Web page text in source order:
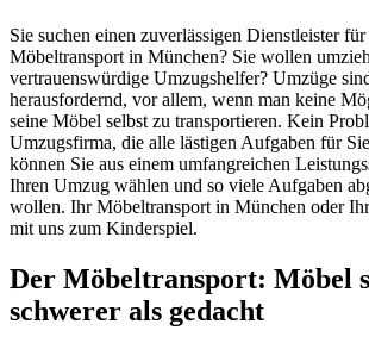
Sie suchen einen zuverlässigen Dienstleister für
Möbeltransport in München? Sie wollen
vertrauenswürdige Umzugshelfer? Umzüge
herausfordernd, vor allem, wenn man keine
seine Möbel selbst zu transportieren. Kein
Umzugsfirma, die alle lästigen Aufgaben für
können Sie aus einem umfangreichen
Ihren Umzug wählen und so viele Aufgaben
wollen. Ihr Möbeltransport in München oder
mit uns zum Kinderspiel.
Der Möbeltransport: Möbel
schwerer als gedacht